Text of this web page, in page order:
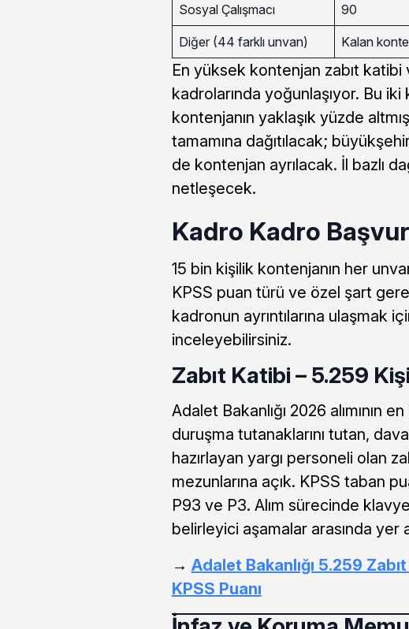
Sosyal Çalışmacı 90
Diğer (44 farklı unvan) Kalan
En yüksek kontenjan zabıt
kadrolarında yoğunlaşıyor. Bu
kontenjanın yaklaşık yüzde
tamamına dağıtılacak;
de kontenjan ayrılacak. İl bazlı
netleşecek.
Kadro Kadro
15 bin kişilik kontenjanın her
KPSS puan türü ve özel şart
kadronun ayrıntılarına ulaşmak
inceleyebilirsiniz.
Zabıt Katibi – 5.259 Kişi
Adalet Bakanlığı 2026 alımının
duruşma tutanaklarını tutan,
hazırlayan yargı personeli olan
mezunlarına açık. KPSS taban
P93 ve P3. Alım sürecinde
belirleyici aşamalar arasında yer
→ Adalet Bakanlığı 5.259
KPSS Puanı